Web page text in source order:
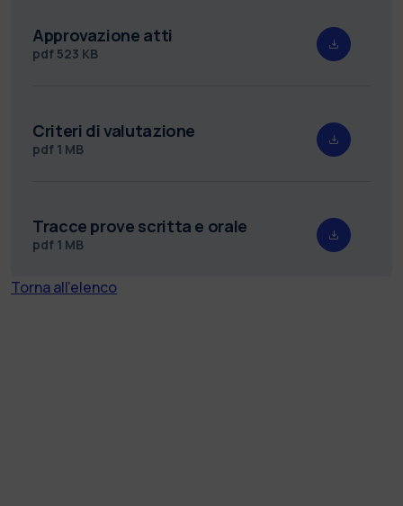
Approvazione atti
pdf 523 KB
Criteri di valutazione
pdf 1 MB
Tracce prove scritta e orale
pdf 1 MB
Torna all'elenco